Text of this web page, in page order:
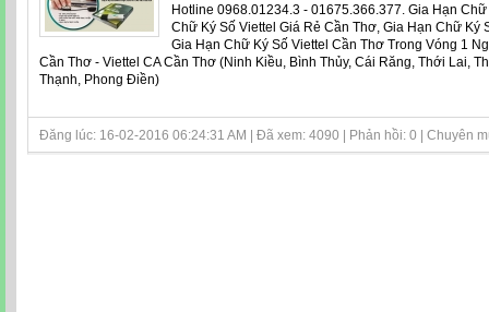
Hotline 0968.01234.3 - 01675.366.377. Gia Hạn
Chữ Ký Số Viettel Giá Rẻ Cần Thơ, Gia Hạn Chữ Ký
Gia Hạn Chữ Ký Số Viettel Cần Thơ Trong Vóng 1
Cần Thơ - Viettel CA Cần Thơ (Ninh Kiều, Bình Thủy, Cái Răng, Thới Lai,
Thạnh, Phong Điền)
Đăng lúc: 16-02-2016 06:24:31 AM | Đã xem: 4090 | Phản hồi: 0 | Chuyên